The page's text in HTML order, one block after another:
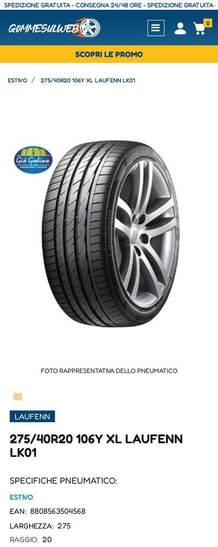
GRATUITA - CONSEGNA 24/48 ORE - SPEDIZIONE GRATUITA -
Open0
SCOPRI LE PROMO
ESTIVO 275/40R20 106Y XL LAUFENN LK01
FOTO RAPPRESENTATIVA DELLO PNEUMATICO
▀
LAUFENN
275/40R20 106Y XL LAUFENN
LK01
SPECIFICHE PNEUMATICO:
ESTIVO
EAN: 8808563504568
LARGHEZZA: 275
RAGGIO: 20